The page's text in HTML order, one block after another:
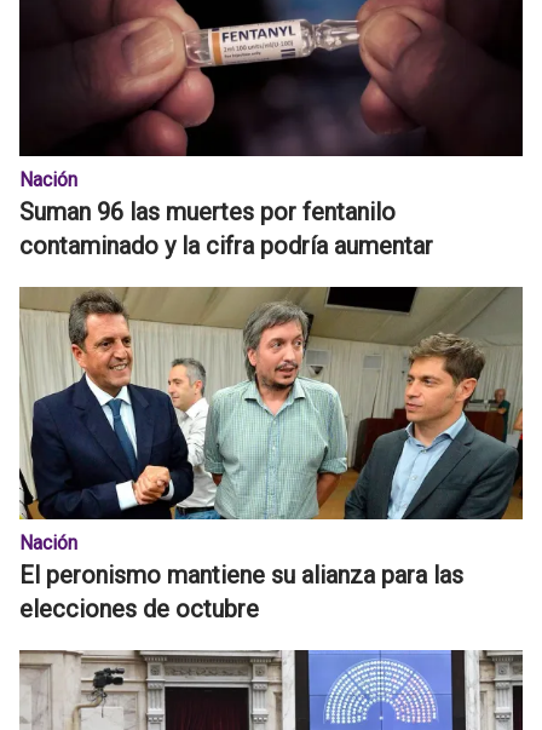
Nación
Suman 96 las muertes por fentanilo
contaminado y la cifra podría aumentar
Nación
El peronismo mantiene su alianza para las
elecciones de octubre